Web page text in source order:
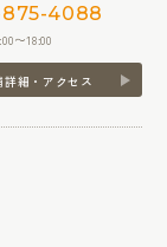
4088
〜18:00
詳細・アクセス